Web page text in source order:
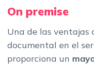
On premise
Una de las ventajas
documental en el
proporciona un